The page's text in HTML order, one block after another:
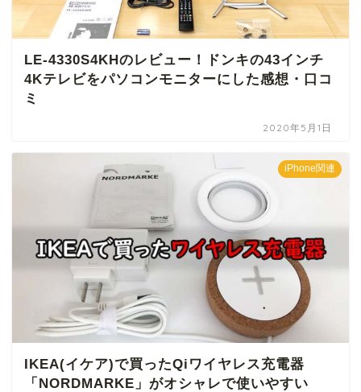
LE-4330S4KHのレビュー！ドンキの43インチ
4Kテレビをパソコンモニターにした感想・口コ
ミ
2020年5月1日
iPhone関連
IKEA(イケア)で買ったQiワイヤレス充電器
「NORDMARKE」がオシャレで使いやすい